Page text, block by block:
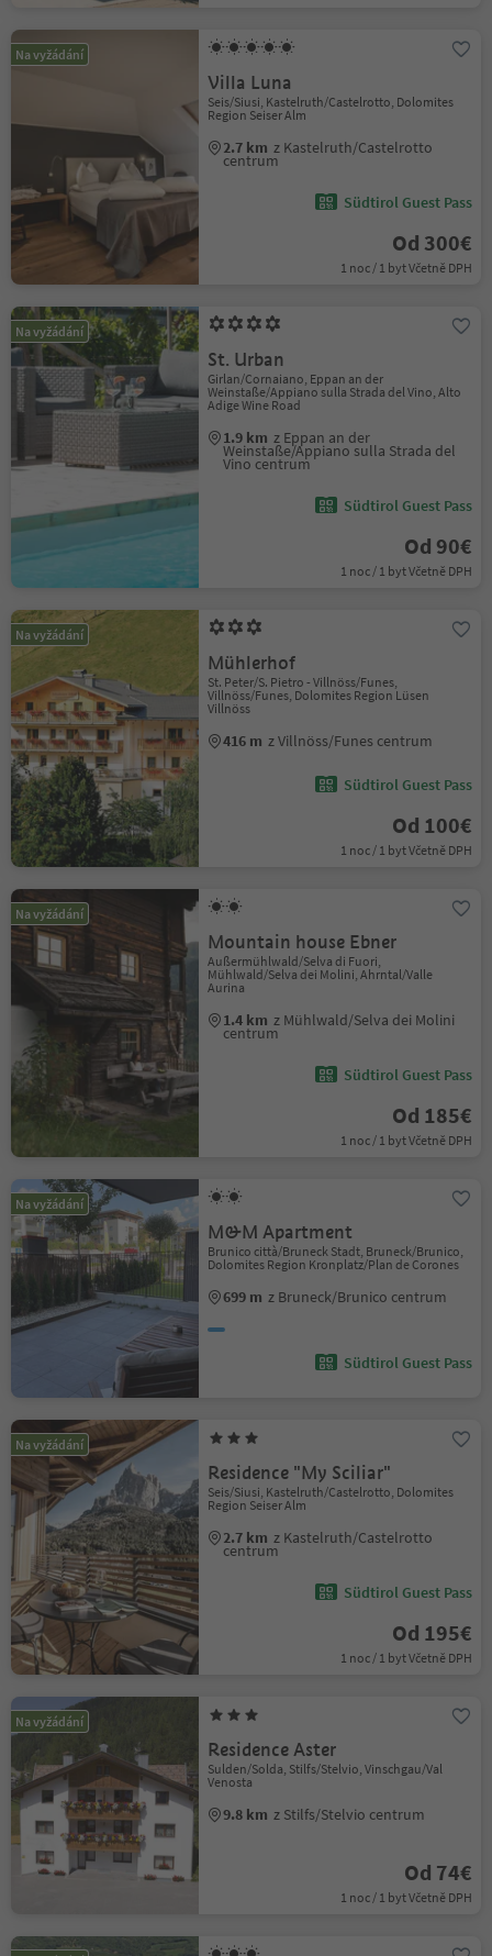
Na vyžádání
Villa Luna
Seis/Siusi, Kastelruth/Castelrotto, Dolomites
Region Seiser Alm
2.7 km z Kastelruth/Castelrotto
centrum
Südtirol Guest Pass
Od 300€
1 noc / 1 byt Včetně DPH
Na vyžádání
St. Urban
Girlan/Cornaiano, Eppan an der
Weinstaße/Appiano sulla Strada del Vino, Alto
Adige Wine Road
1.9 km z Eppan an der
Weinstaße/Appiano sulla Strada del
Vino centrum
Südtirol Guest Pass
Od 90€
1 noc / 1 byt Včetně DPH
Na vyžádání
Mühlerhof
St. Peter/S. Pietro - Villnöss/Funes,
Villnöss/Funes, Dolomites Region Lüsen
Villnöss
416 m z Villnöss/Funes centrum
Südtirol Guest Pass
Od 100€
1 noc / 1 byt Včetně DPH
Na vyžádání
Mountain house Ebner
Außermühlwald/Selva di Fuori,
Mühlwald/Selva dei Molini, Ahrntal/Valle
Aurina
1.4 km z Mühlwald/Selva dei Molini
centrum
Südtirol Guest Pass
Od 185€
1 noc / 1 byt Včetně DPH
Na vyžádání
M&M Apartment
Brunico città/Bruneck Stadt, Bruneck/Brunico,
Dolomites Region Kronplatz/Plan de Corones
699 m z Bruneck/Brunico centrum
Südtirol Guest Pass
Na vyžádání
Residence "My Sciliar"
Seis/Siusi, Kastelruth/Castelrotto, Dolomites
Region Seiser Alm
2.7 km z Kastelruth/Castelrotto
centrum
Südtirol Guest Pass
Od 195€
1 noc / 1 byt Včetně DPH
Na vyžádání
Residence Aster
Sulden/Solda, Stilfs/Stelvio, Vinschgau/Val
Venosta
9.8 km z Stilfs/Stelvio centrum
Od 74€
1 noc / 1 byt Včetně DPH